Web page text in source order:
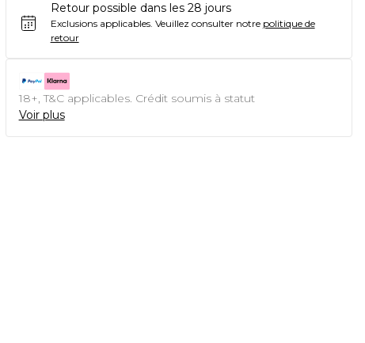
Retour possible dans les 28 jours
Exclusions applicables. Veuillez consulter notre politique de
retour
18+, T&C applicables. Crédit soumis à statut
Voir plus